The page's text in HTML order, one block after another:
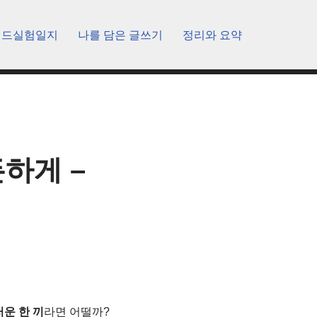
실험일지 나를 담은 글쓰기 정리와 요약
게 –
한 끼 라면 어떨까?